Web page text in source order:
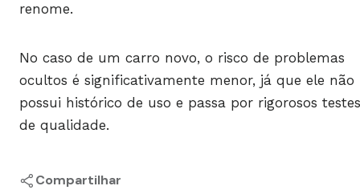
renome.
No caso de um carro novo, o risco de problemas
ocultos é significativamente menor, já que ele não
possui histórico de uso e passa por rigorosos testes
de qualidade.
Compartilhar